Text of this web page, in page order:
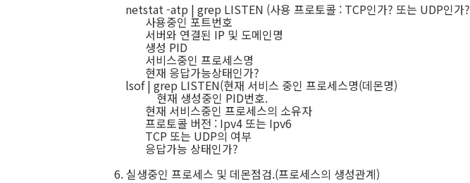
netstat -atp | grep LISTEN (사용 프로토콜 : TCP인가? 또는 UDP인가?
사용중인 포트번호
서버와 연결된 IP 및 도메인명
생성 PID
서비스중인 프로세스명
현재 응답가능상태인가?
lsof | grep LISTEN(현재 서비스 중인 프로세스명(데몬명)
현재 생성중인 PID번호.
현재 서비스중인 프로세스의 소유자
프로토콜 버전 : Ipv4 또는 Ipv6
TCP 또는 UDP의 여부
응답가능 상태인가?
6. 실생중인 프로세스 및 데몬점검.(프로세스의 생성관계)